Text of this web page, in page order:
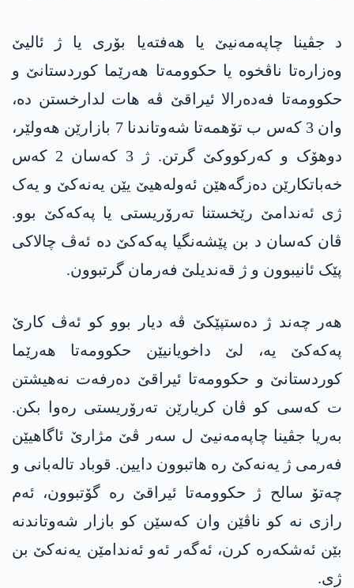
د جڤینا چاپەمەنیێ یا ھەفتەیا بۆری یا ژ ئالیێ
وەزارەتا ناڤخوە یا حکوومەتا ھەرێما کوردستانێ و
حکوومەتا فەدەرالا ئیراقێ ڤە ھات لدارخستن دە،
وان 3 کەس ب تۆھمەتا شەوتاندنا 7 بازارێن ھەولێر،
دوھۆک و کەرکووکێ گرتن. ژ 3 کەسان 2 کەس
خەباتکارێن دەزگەھێن ئەولەھیێ یێن یەنەکێ و یەک
ژی ئەندامێ رێخستنا تەرۆریستی یا پەکەکێ بوو.
ڤان کەسان د بن پێشەنگیا پەکەکێ دە ئەڤ چالاکی
پێک ئانیبوون و ژ قەندیلێ فەرمان گرتبوون.
ھەر چەند ژ دەستپێکێ ڤە دیار بوو کو ئەڤ کارێ
پەکەکێ یە، لێ داخویانیێن حکوومەتا ھەرێما
کوردستانێ و حکوومەتا ئیراقێ دەرفەت نەھیشتن
ت کەسی کو ڤان کریارێن تەرۆریستی رەوا بکن.
بەریا جڤینا چاپەمەنیێ ل سەر ڤێ مژارێ ئاگاھیێن
فەرمی ژ یەنەکێ رە ھاتبوون دایین. قوباد تالەبانی و
چەتۆ سالح ژ حکوومەتا ئیراقێ رە گۆتبوون، ئەم
رازی نە کو ناڤێن وان کەسێن کو بازار شەوتاندنە
بێن ئەشکەرە کرن، ئەگەر ئەو ئەندامێن یەنەکێ بن
ژی.